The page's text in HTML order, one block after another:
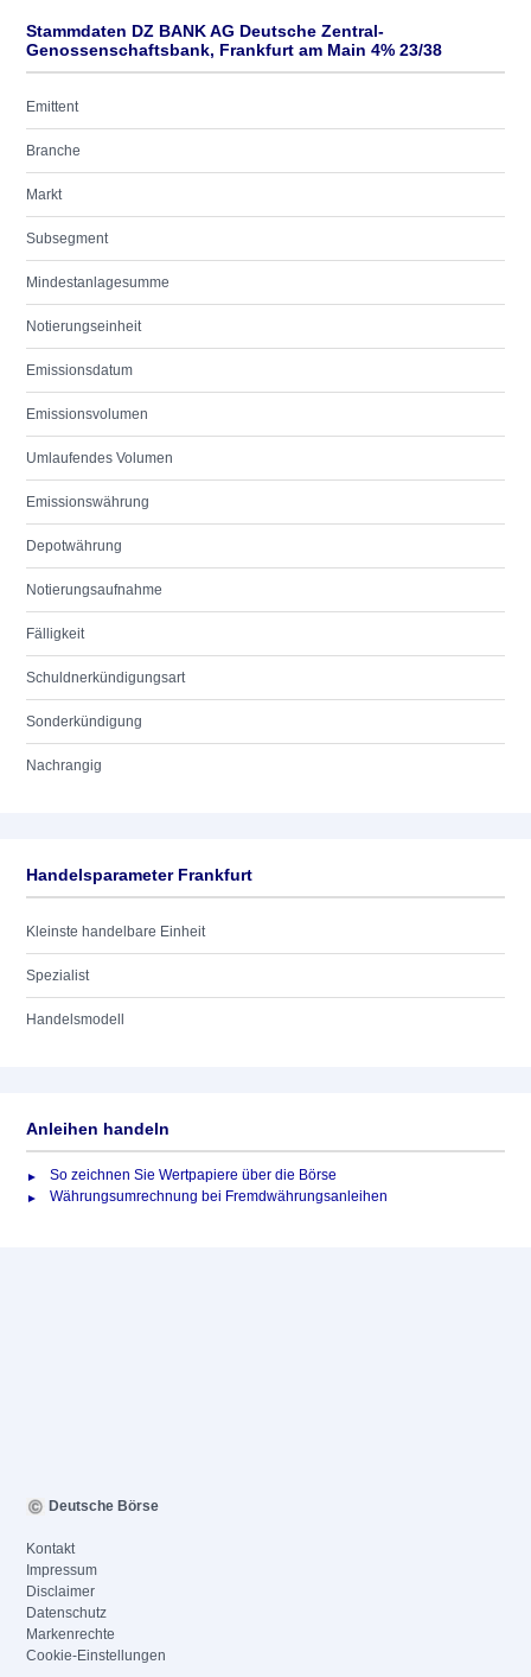
Stammdaten DZ BANK AG Deutsche Zentral-
Genossenschaftsbank, Frankfurt am Main 4% 23/38
Emittent
Branche
Markt
Subsegment
Mindestanlagesumme
Notierungseinheit
Emissionsdatum
Emissionsvolumen
Umlaufendes Volumen
Emissionswährung
Depotwährung
Notierungsaufnahme
Fälligkeit
Schuldnerkündigungsart
Sonderkündigung
Nachrangig
Handelsparameter Frankfurt
Kleinste handelbare Einheit
Spezialist
Handelsmodell
Anleihen handeln
So zeichnen Sie Wertpapiere über die Börse
Währungsumrechnung bei Fremdwährungsanleihen
Deutsche Börse
Kontakt
Impressum
Disclaimer
Datenschutz
Markenrechte
Cookie-Einstellungen